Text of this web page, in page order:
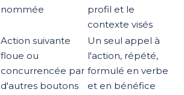
nommée
profil et le
contexte visés
Action suivante
floue ou
concurrencée par
d'autres boutons
Un seul appel à
l'action, répété,
formulé en verbe
et en bénéfice